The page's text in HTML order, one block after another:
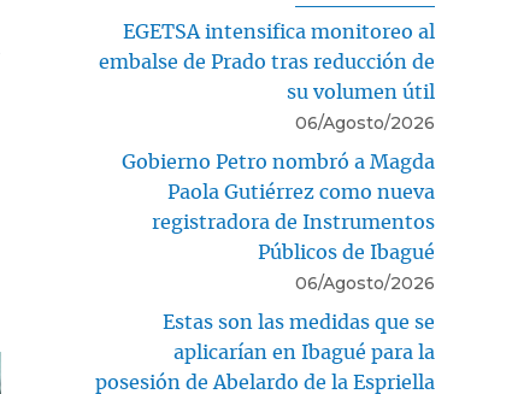
EGETSA intensifica monitoreo al
embalse de Prado tras reducción de
su volumen útil
06/Agosto/2026
Gobierno Petro nombró a Magda
Paola Gutiérrez como nueva
registradora de Instrumentos
Públicos de Ibagué
06/Agosto/2026
Estas son las medidas que se
aplicarían en Ibagué para la
posesión de Abelardo de la Espriella